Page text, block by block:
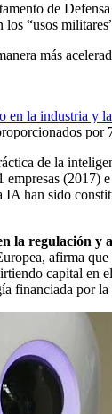
de
“usos
más
en la industria y la
de la
(2017)
han sido
regulación y
afirma
capital
financiada por